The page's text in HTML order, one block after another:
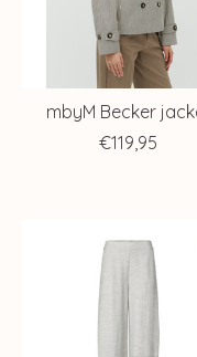
mbyM Becker
€119,95